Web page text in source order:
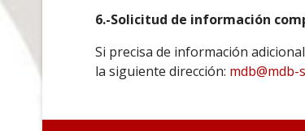
6.-Solicitud de información
Si precisa de información
la siguiente dirección: mdb@mdb-